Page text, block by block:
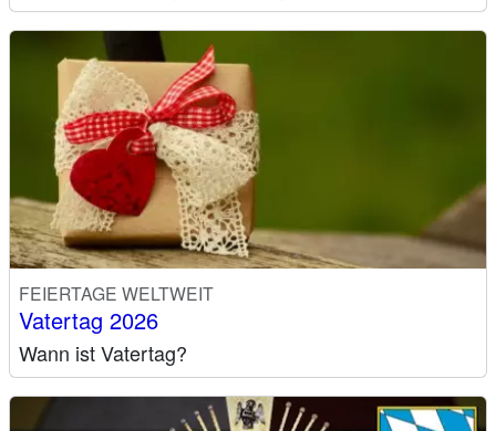
FEIERTAGE WELTWEIT
Vatertag 2026
Wann ist Vatertag?